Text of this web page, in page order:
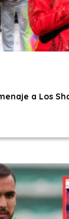
a Los